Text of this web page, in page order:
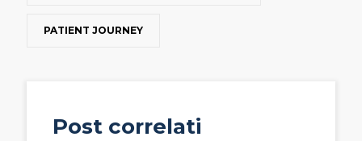
PATIENT JOURNEY
Post correlati